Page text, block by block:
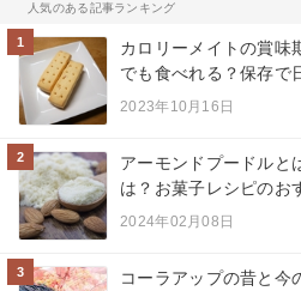
人気のある記事ランキング
1
カロリーメイトの賞味
でも食べれる？保存で
2023年10月16日
2
アーモンドプードルと
は？お菓子レシピのお
2024年02月08日
3
コーラアップの昔と今